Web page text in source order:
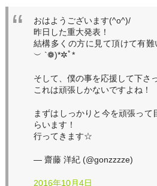
おはようございます(^o^)/
昨日した重大発表！
結構多くの方に見て頂けて有
︶ `❁)*✲ﾟ*
そして、僕の事を応援して下さ
これは頑張しかないですよね！
まずはしっかりと今を頑張って
らいます！
行ってきます☆
— 齋藤 洋紀 (@gonzzzze)
2016年10月4日